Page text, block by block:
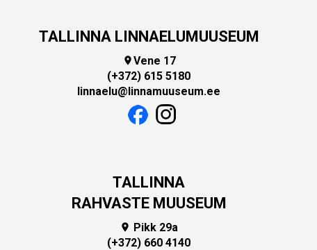
TALLINNA LINNAELUMUUSEUM
Vene 17
(+372) 615 5180
linnaelu@linnamuuseum.ee
TALLINNA
RAHVASTE MUUSEUM
 Pikk 29a
(+372) 660 4140